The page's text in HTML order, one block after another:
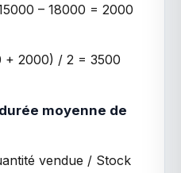
– 18000 = 2000
+ 2000) / 2 = 3500
moyenne de
vendue / Stock